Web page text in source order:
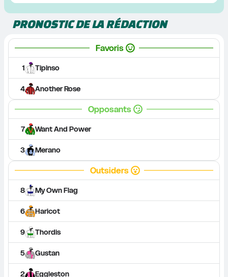
PRONOSTIC DE LA RÉDACTION
Favoris
1 Tipinso
4 Another Rose
Opposants
7 Want And Power
3 Merano
Outsiders
8 My Own Flag
6 Haricot
9 Thordis
5 Gustan
2 Eggleston